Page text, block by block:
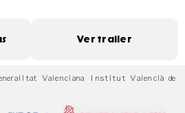
Ver trailer
Valenciana Institut Valencià de